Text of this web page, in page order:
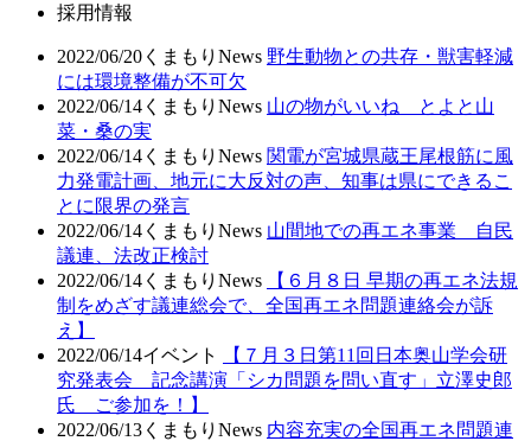
採用情報
2022/06/20 くまもりNews 野生動物との共存・獣害軽減
には環境整備が不可欠
2022/06/14 くまもりNews 山の物がいいね とよと山
菜・桑の実
2022/06/14 くまもりNews 関電が宮城県蔵王尾根筋に風
力発電計画、地元に大反対の声、知事は県にできるこ
とに限界の発言
2022/06/14 くまもりNews 山間地での再エネ事業 自民
議連、法改正検討
2022/06/14 くまもりNews
【６月８日 早期の再エネ法規
制をめざす議連総会で、全国再エネ問題連絡会が訴
え】
2022/06/14イベント
【７月３日第11回日本奥山学会研
究発表会 記念講演「シカ問題を問い直す」立澤史郎
氏 ご参加を！】
2022/06/13 くまもりNews 内容充実の全国再エネ問題連